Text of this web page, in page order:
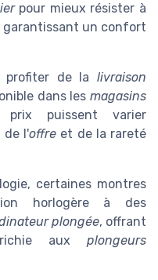
pour mieux résister à
garantissant un confort
profiter de la livraison
dans les magasins
prix puissent varier
de l'offre et de la rareté
certaines montres
horlogère à des
plongée, offrant
aux plongeurs